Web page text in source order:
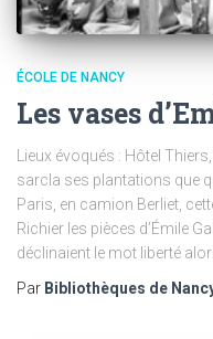
ÉCOLE DE NANCY
Les vases
Lieux évoqués : Hôtel
sarcla ses plantations que
Paris, en camion Berliet,
Richier les pièces d’Émile
déclinaient le mot liberté
Par Bibliothèques de